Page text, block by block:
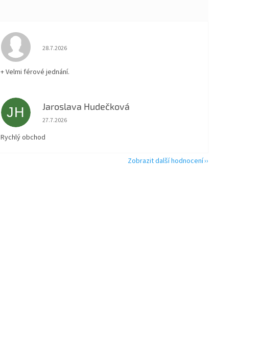
Hodnocení obchodu je 5 z 5 hvězdiček.
28.7.2026
+ Velmi férové jednání.
JH Jaroslava Hudečková
Hodnocení obchodu je 5 z 5 hvězdiček.
27.7.2026
Rychlý obchod
Zobrazit další hodnocení